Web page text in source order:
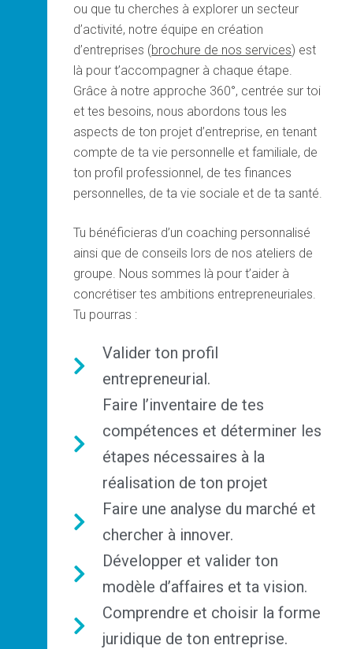
ou que tu cherches à explorer un secteur
d’activité, notre équipe en création
d’entreprises (brochure de nos services) est
là pour t’accompagner à chaque étape.
Grâce à notre approche 360°, centrée sur toi
et tes besoins, nous abordons tous les
aspects de ton projet d’entreprise, en tenant
compte de ta vie personnelle et familiale, de
ton profil professionnel, de tes finances
personnelles, de ta vie sociale et de ta santé.
Tu bénéficieras d’un coaching personnalisé
ainsi que de conseils lors de nos ateliers de
groupe. Nous sommes là pour t’aider à
concrétiser tes ambitions entrepreneuriales.
Tu pourras :
Valider ton profil
entrepreneurial.
Faire l’inventaire de tes
compétences et déterminer les
étapes nécessaires à la
réalisation de ton projet
Faire une analyse du marché et
chercher à innover.
Développer et valider ton
modèle d’affaires et ta vision.
Comprendre et choisir la forme
juridique de ton entreprise.